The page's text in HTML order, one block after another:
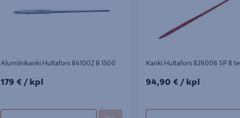
Alumiinikanki Hultafors 841002 B 1500
179€/kpl
179 € / kpl
Kanki Hultafors 826006 SP 8
94,90€/kpl
94,90 € / kpl